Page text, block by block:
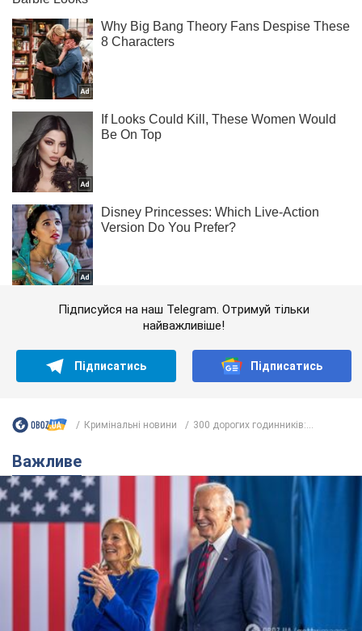
Підписуйся на наш Telegram. Отримуй тільки
найважливіше!
Підписатись Підписатись
Кримінальні новини 300 дорогих годинників:...
Важливе